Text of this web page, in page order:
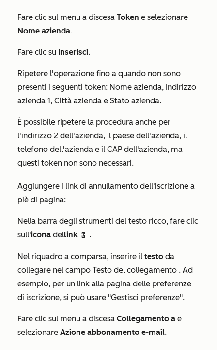
Fare clic sul menu a discesa Token e selezionare
Nome azienda.
Fare clic su Inserisci.
Ripetere l'operazione fino a quando non sono
presenti i seguenti token: Nome azienda, Indirizzo
azienda 1, Città azienda e Stato azienda.
È possibile ripetere la procedura anche per
l'indirizzo 2 dell'azienda, il paese dell'azienda, il
telefono dell'azienda e il CAP dell'azienda, ma
questi token non sono necessari.
Aggiungere i link di annullamento dell'iscrizione a
piè di pagina:
Nella barra degli strumenti del testo ricco, fare clic
sull'icona dellink link icon .
Nel riquadro a comparsa, inserire il testo da
collegare nel campo Testo del collegamento . Ad
esempio, per un link alla pagina delle preferenze
di iscrizione, si può usare "Gestisci preferenze".
Fare clic sul menu a discesa Collegamento a e
selezionare Azione abbonamento e-mail.